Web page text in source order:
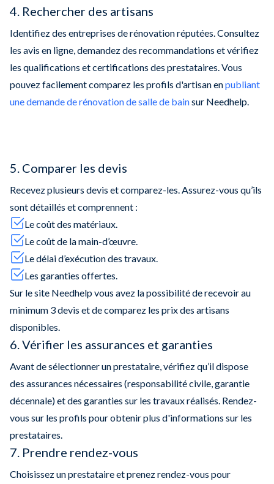
4. Rechercher des artisans
Identifiez des entreprises de rénovation réputées. Consultez
les avis en ligne, demandez des recommandations et vérifiez
les qualifications et certifications des prestataires. Vous
pouvez facilement comparez les profils d'artisan enpubliant
une demande de rénovation de salle de bainsur Needhelp.
5. Comparer les devis
Recevez plusieurs devis et comparez-les. Assurez-vous qu’ils
sont détaillés et comprennent :
Le coût des matériaux.
Le coût de la main-d’œuvre.
Le délai d’exécution des travaux.
Les garanties offertes.
Sur le site Needhelp vous avez la possibilité de recevoir au
minimum 3 devis et de comparez les prix des artisans
disponibles.
6. Vérifier les assurances et garanties
Avant de sélectionner un prestataire, vérifiez qu’il dispose
des assurances nécessaires (responsabilité civile, garantie
décennale) et des garanties sur les travaux réalisés. Rendez-
vous sur les profils pour obtenir plus d'informations sur les
prestataires.
7. Prendre rendez-vous
Choisissez un prestataire et prenez rendez-vous pour